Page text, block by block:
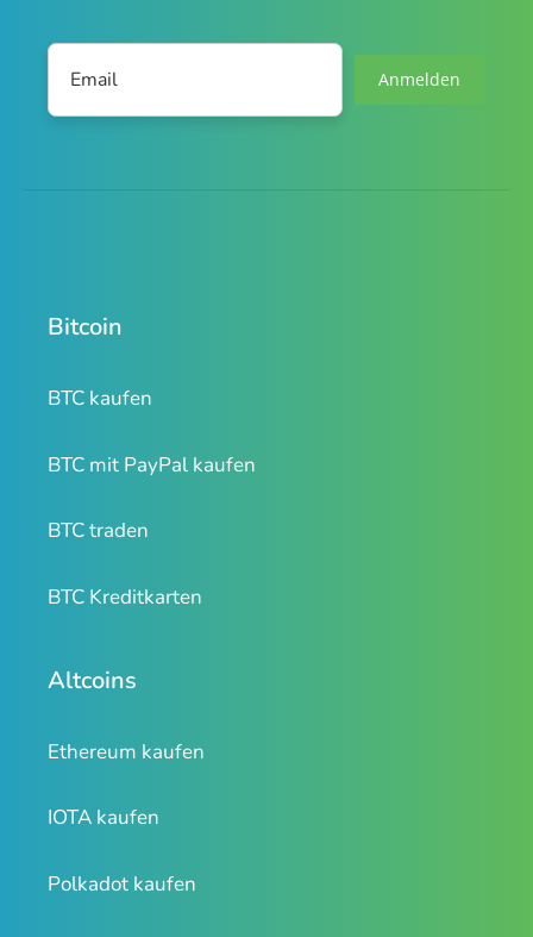
Anmelden
Bitcoin
BTC kaufen
BTC mit PayPal kaufen
BTC traden
BTC Kreditkarten
Altcoins
Ethereum kaufen
IOTA kaufen
Polkadot kaufen